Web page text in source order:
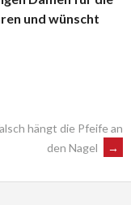
und wünscht
hängt die Pfeife an
den Nagel
→